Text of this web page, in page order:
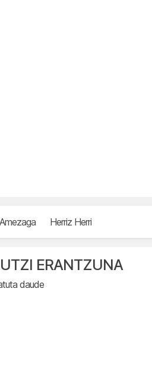
Herriz Herri
UTZI ERANTZUNA
daude